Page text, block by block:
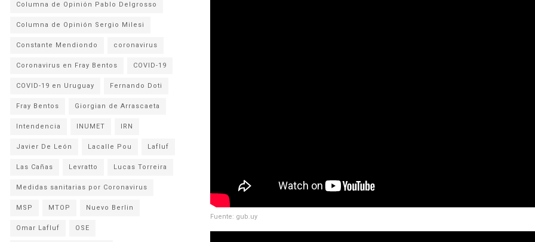
Fuente: gub.uy
Columna de Opinión Pablo Delgrosso
Columna de Opinión Sergio Milesi
Constante Mendiondo coronavirus
Coronavirus en Fray Bentos COVID-19
COVID-19 en Uruguay Fernando Doti
Fray Bentos Giorgian de Arrascaeta
Intendencia INUMET IRN
Javier De León Lacalle Pou Lafluf
Las Cañas Levratto Lucas Torreira
Medidas sanitarias por Coronavirus
MSP MTOP Nuevo Berlin
Omar Lafluf OSE